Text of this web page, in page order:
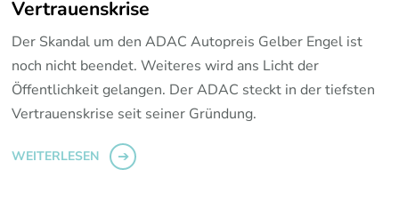
Vertrauenskrise
Der Skandal um den ADAC Autopreis Gelber Engel ist
noch nicht beendet. Weiteres wird ans Licht der
Öffentlichkeit gelangen. Der ADAC steckt in der tiefsten
Vertrauenskrise seit seiner Gründung.
WEITERLESEN